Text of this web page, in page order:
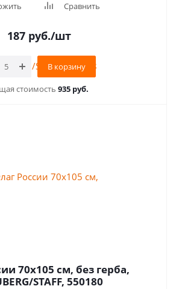
Сравнить
187руб./шт
В корзину
стоимость 935 руб.
70х105 см, без герба,
STAFF, 550180